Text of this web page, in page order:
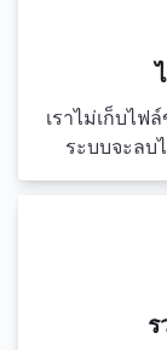
เราไม่เก็บไ
ระบบจะลบ
ร